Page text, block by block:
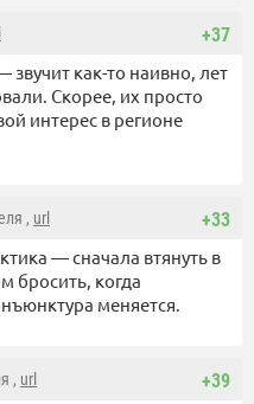
+37
звучит как-то наивно, лет
Скорее, их просто
интерес в регионе
+33
, url
— сначала втянуть в
бросить, когда
меняется.
+39
, url